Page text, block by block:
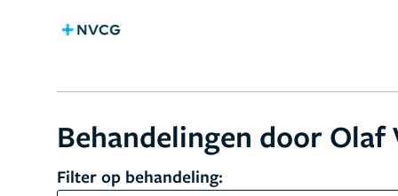
Behandelingen door Olaf
Filter op behandeling: